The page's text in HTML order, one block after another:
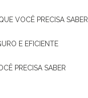
VOCÊ PRECISA SABER
E EFICIENTE
PRECISA SABER